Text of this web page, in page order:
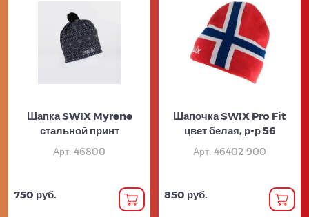
Шапка SWIX Myrene
стальной принт
Арт. 46800
750 руб.
Шапочка SWIX Pro Fit
цвет белая, р-р 56
Арт. 46402 900
850 руб.